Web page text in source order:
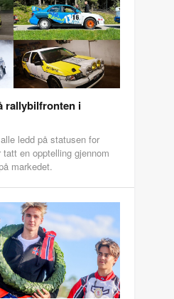
rallybilfronten i
ledd på statusen for
en opptelling gjennom
markedet.